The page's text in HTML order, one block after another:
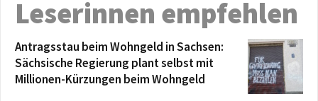
Leserinnen empfehlen
Antragsstau beim Wohngeld in Sachsen:
Sächsische Regierung plant selbst mit
Millionen-Kürzungen beim Wohngeld